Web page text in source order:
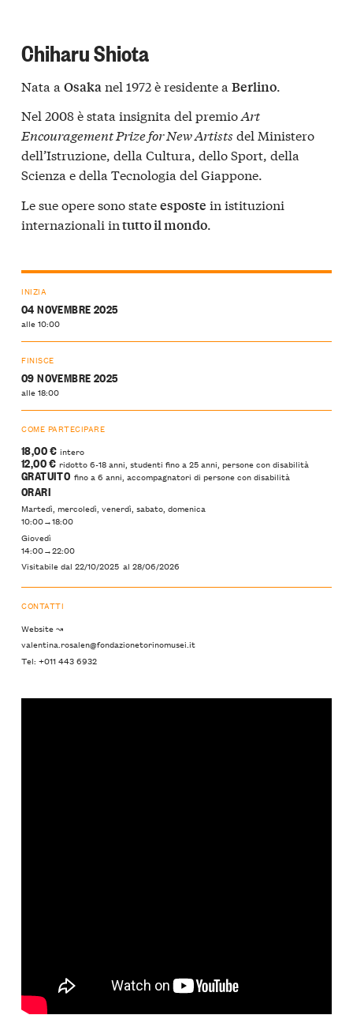
Chiharu Shiota
Nata a Osaka nel 1972 è residente a Berlino
Nel 2008 è stata insignita del premioArt
Encouragement Prize for New Artists del Ministero
dell’Istruzione, della Cultura, dello Sport, della
Scienza e della Tecnologia del Giappone.
Le sue opere sono stateesposte in istituzioni
internazionali intutto il mondo.
INIZIA
04 NOVEMBRE 2025
alle 10:00
FINISCE
09 NOVEMBRE 2025
alle 18:00
COME PARTECIPARE
18,00 €intero
12,00 €ridotto 6-18 anni, studenti fino a 25 anni, persone con disabilità
GRATUITO fino a 6 anni, accompagnatori di persone con disabilità
ORARI
Martedì, mercoledì, venerdì, sabato, domenica
10:00→18:00
Giovedì
14:00→22:00
Visitabile dal 22/10/2025 al 28/06/2026
CONTATTI
Website ↝
valentina.rosalen@fondazionetorinomusei.it
Tel: +011 443 6932